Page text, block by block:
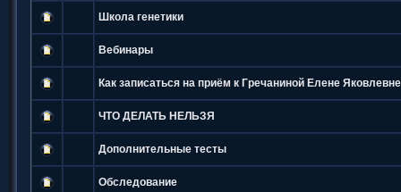
Школа генетики
Вебинары
Как записаться на приём к Гречаниной Елене
ЧТО ДЕЛАТЬ НЕЛЬЗЯ
Дополнительные тесты
Обследование